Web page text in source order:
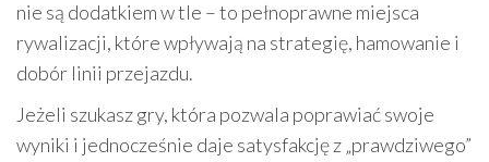
nie są dodatkiem w tle – to pełnoprawne miejsca
rywalizacji, które wpływają na strategię, hamowanie i
dobór linii przejazdu.
Jeżeli szukasz gry, która pozwala poprawiać swoje
wyniki i jednocześnie daje satysfakcję z „prawdziwego”